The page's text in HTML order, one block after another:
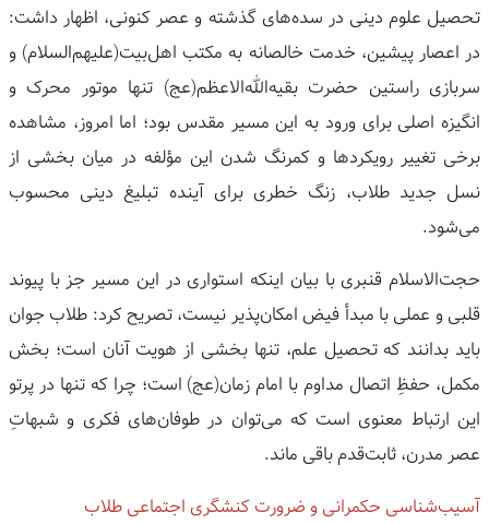
تحصیل علوم دینی در سده‌های گذشته و عصر کنونی، اظهار داشت:
در اعصار پیشین، خدمت خالصانه به مکتب اهل‌بیت(علیهم‌السلام) و
سربازی راستین حضرت بقیه‌الله‌الاعظم(عج) تنها موتور محرک و
انگیزه اصلی برای ورود به این مسیر مقدس بود؛ اما امروز، مشاهده
برخی تغییر رویکردها و کمرنگ شدن این مؤلفه در میان بخشی از
نسل جدید طلاب، زنگ خطری برای آینده تبلیغ دینی محسوب
می‌شود.
حجت‌الاسلام قنبری با بیان اینکه استواری در این مسیر جز با پیوند
قلبی و عملی با مبدأ فیض امکان‌پذیر نیست، تصریح کرد: طلاب جوان
باید بدانند که تحصیل علم، تنها بخشی از هویت آنان است؛ بخش
مکمل، حفظِ اتصال مداوم با امام زمان(عج) است؛ چرا که تنها در پرتو
این ارتباط معنوی است که می‌توان در طوفان‌های فکری و شبهاتِ
عصر مدرن، ثابت‌قدم باقی ماند.
آسیب‌شناسی حکمرانی و ضرورت کنشگری اجتماعی طلاب